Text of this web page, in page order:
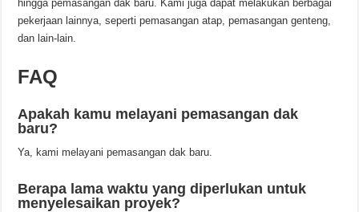
hingga pemasangan dak baru. Kami juga dapat melakukan berbagai
pekerjaan lainnya, seperti pemasangan atap, pemasangan genteng,
dan lain-lain.
FAQ
Apakah kamu melayani pemasangan dak
baru?
Ya, kami melayani pemasangan dak baru.
Berapa lama waktu yang diperlukan untuk
menyelesaikan proyek?